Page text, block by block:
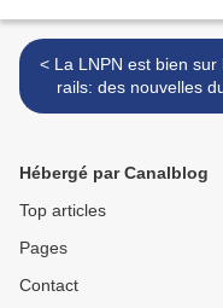
< La LNPN est bien sur les
rails: des nouvelles
comité de pilotage
Hébergé par Canalblog
Top articles
Pages
Contact